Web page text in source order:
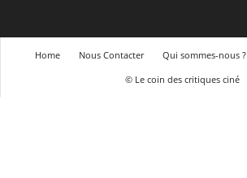
Home Nous Contacter Qui sommes-nous ?
© Le coin des critiques ciné